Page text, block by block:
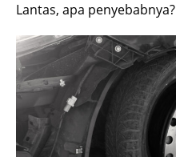
Lantas, apa penyebabnya?